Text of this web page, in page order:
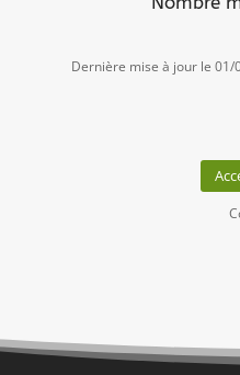
Dernière mise à jour le 01/